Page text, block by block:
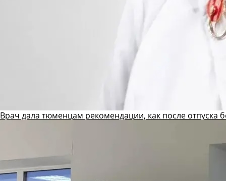
Врач дала тюменцам рекомендации, как после отпуска